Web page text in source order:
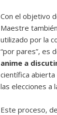
Con el objetivo
Maestre
utilizado por la
“por pares”, es
anime a
científica
las elecciones a
Este proceso,